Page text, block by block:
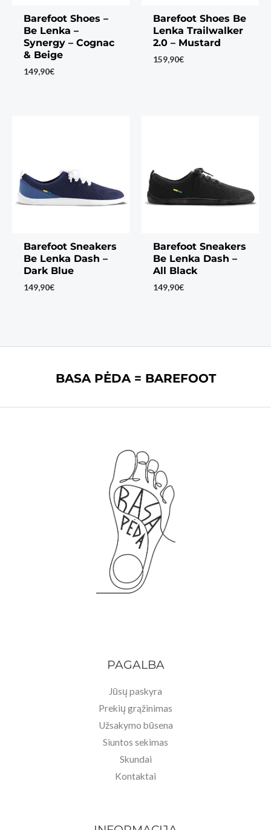
Barefoot Shoes –
Be Lenka –
Synergy – Cognac
& Beige
149,90€
Barefoot Shoes Be
Lenka Trailwalker
2.0 – Mustard
159,90€
Barefoot Sneakers
Be Lenka Dash –
Dark Blue
149,90€
Barefoot Sneakers
Be Lenka Dash –
All Black
149,90€
BASA PĖDA = BAREFOOT
PAGALBA
Jūsų paskyra
Prekių grąžinimas
Užsakymo būsena
Siuntos sekimas
Skundai
Kontaktai